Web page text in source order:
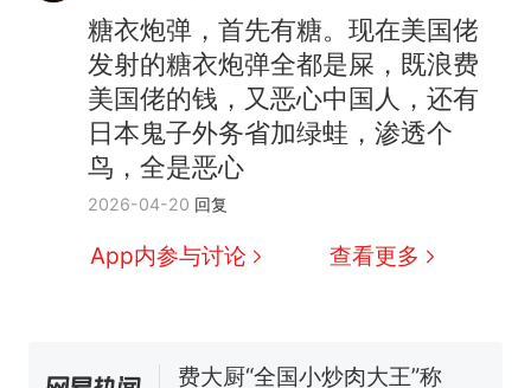
糖衣炮弹，首先有糖。现在美国佬
发射的糖衣炮弹全都是屎，既浪费
美国佬的钱，又恶心中国人，还有
日本鬼子外务省加绿蛙，渗透个
鸟，全是恶心
2026-04-20 回复
App内参与讨论 查看更多
制裁瓜子饺子，美国怕什
么？
新 那个在床头放菜刀的女孩，
协会回应
男子上山采菌偶然发现鸡枞菌